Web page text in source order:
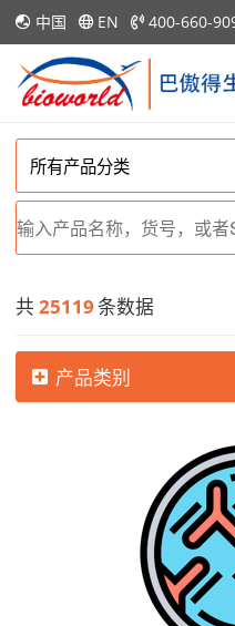
中国 EN 400-660-
共 25119条数据
产品类别